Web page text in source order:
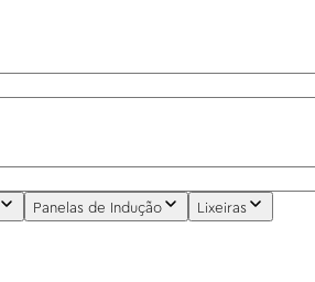
Panelas de Indução Lixeiras